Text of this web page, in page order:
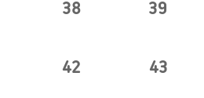
38 39
42 43